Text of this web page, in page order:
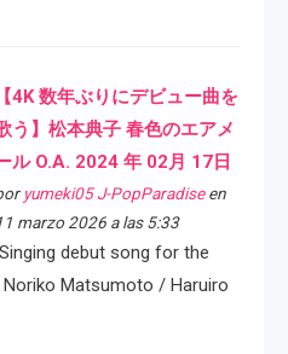
【4K 数年ぶりにデビュー曲を
う】松本典子 春色のエアメ
ル O.A. 2024 年 02月 17日
yumeki05 J-PopParadiseen
marzo 2026 a las 5:33
debut song for the
Matsumoto / Haruiro